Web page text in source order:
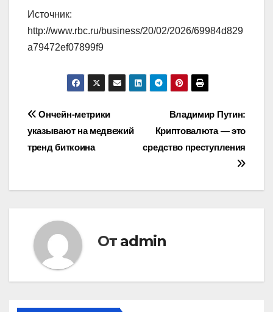
Источник:
http://www.rbc.ru/business/20/02/2026/69984d829
a79472ef07899f9
Навигация
по
Владимир Путин:
Криптовалюта — это
средство преступления
Ончейн-метрики
указывают на медвежий
тренд биткоина
От admin